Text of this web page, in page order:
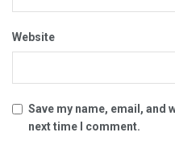
Website
Save my name, email, and
next time I comment.